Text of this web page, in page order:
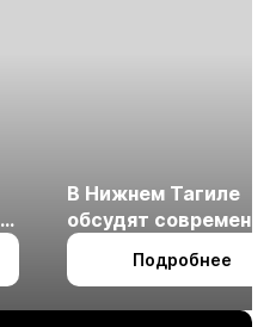
В Нижнем Тагиле
обсудят
технологии
измельчения
Подробнее